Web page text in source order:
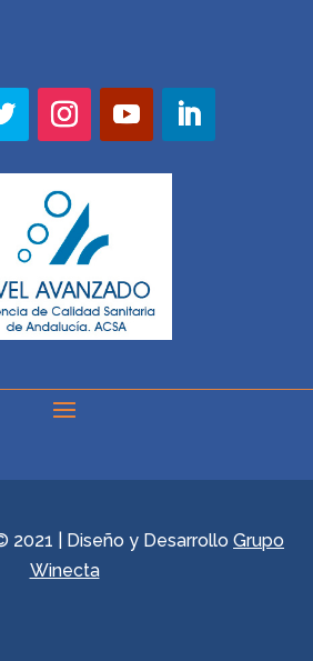
2021 | Diseño y Desarrollo Grupo
Winecta